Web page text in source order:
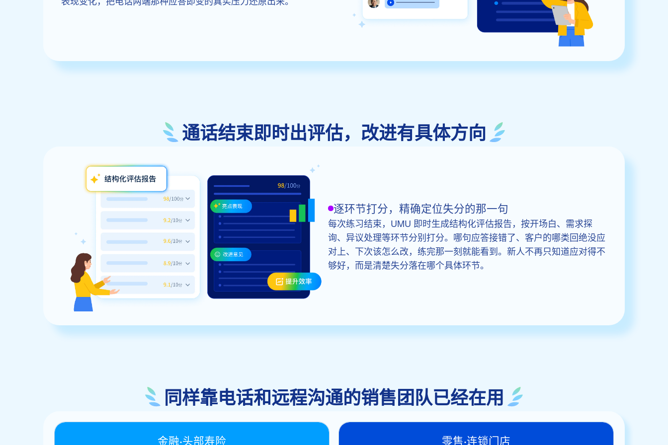
通话结束即时出评估，改进有具体方向
逐环节打分，精确定位失分的那一句
每次练习结束，UMU 即时生成结构化评估报告，按开场白、需求探
询、异议处理等环节分别打分。哪句应答接错了、客户的哪类回绝没应
对上、下次该怎么改，练完那一刻就能看到。新人不再只知道应对得不
够好，而是清楚失分落在哪个具体环节。
同样靠电话和远程沟通的销售团队已经在用
金融·头部寿险 零售·连锁门店